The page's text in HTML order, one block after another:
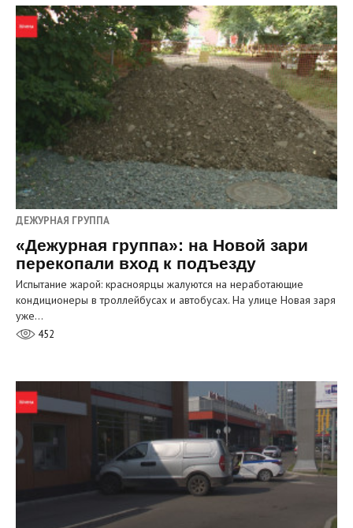
ДЕЖУРНАЯ ГРУППА
«Дежурная группа»: на Новой зари
перекопали вход к подъезду
Испытание жарой: красноярцы жалуются на неработающие
кондиционеры в троллейбусах и автобусах. На улице Новая заря
уже…
452